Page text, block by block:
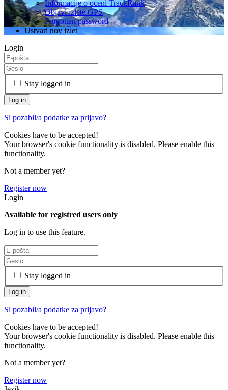
Informacije o oceni TrackRank
Objavi izlete GPS
Forgotten password
Ustvari nov izlet
Login
Stay logged in
Si pozabil/a podatke za prijavo?
Cookies have to be accepted!
Your browser's cookie functionality is disabled. Please enable this
functionality.
Not a member yet?
Register now
Login
Available for registred users only
Log in to use this feature.
Stay logged in
Si pozabil/a podatke za prijavo?
Cookies have to be accepted!
Your browser's cookie functionality is disabled. Please enable this
functionality.
Not a member yet?
Register now